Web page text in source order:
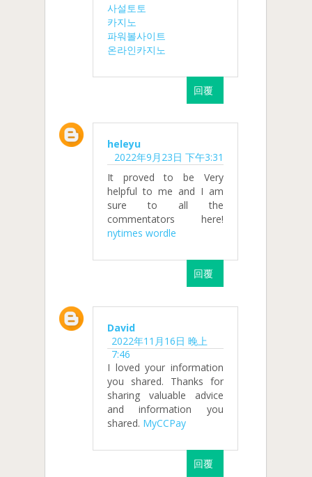
사설토토
카지노
파워볼사이트
온라인카지노
回覆
heleyu
2022年9月23日 下午3:31
It proved to be Very
helpful to me and I am
sure to all the
commentators here!
nytimes wordle
回覆
David
2022年11月16日 晚上
7:46
I loved your information
you shared. Thanks for
sharing valuable advice
and information you
shared. MyCCPay
回覆